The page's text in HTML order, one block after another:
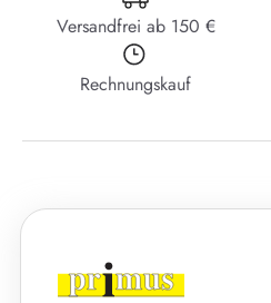
Versandfrei ab 150 €
Rechnungskauf